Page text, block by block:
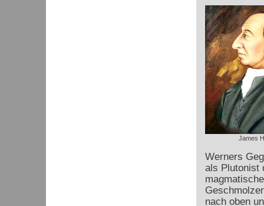
James
Werners
als Plutonist
nach oben